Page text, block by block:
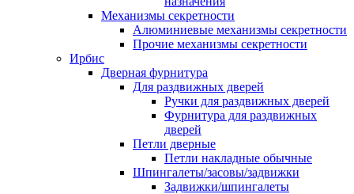
Механизмы секретности
Алюминиевые механизмы секретности
Прочие механизмы секретности
Ирбис
Дверная фурнитура
Для раздвижных дверей
Ручки для раздвижных дверей
Фурнитура для раздвижных
дверей
Петли дверные
Петли накладные обычные
Шпингалеты/засовы/задвижки
Задвижки/шпингалеты